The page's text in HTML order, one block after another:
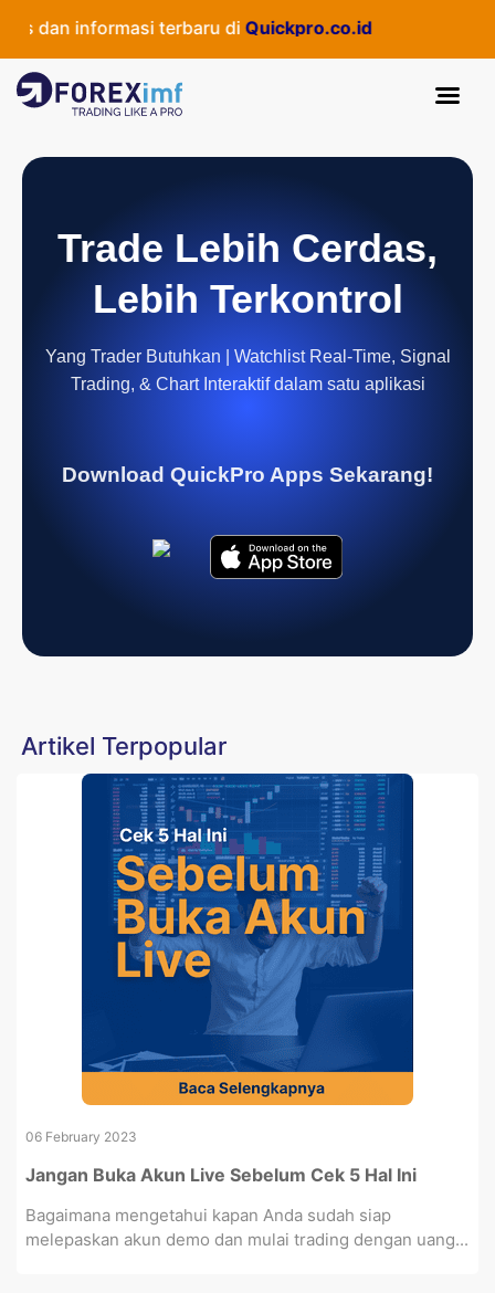
dan informasi terbaru di Quickpro.co.id
Trade Lebih Cerdas,
Lebih Terkontrol
Yang Trader Butuhkan | Watchlist Real-Time, Signal
Trading, & Chart Interaktif dalam satu aplikasi
Download QuickPro Apps Sekarang!
Artikel Terpopular
06 February 2023
Jangan Buka Akun Live Sebelum Cek 5 Hal Ini
Bagaimana mengetahui kapan Anda sudah siap
melepaskan akun demo dan mulai trading dengan uang...